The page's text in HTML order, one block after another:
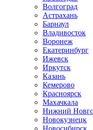
Волгоград
Астрахань
Барнаул
Владивосток
Воронеж
Екатеринбург
Ижевск
Иркутск
Казань
Кемерово
Красноярск
Махачкала
Нижний
Новокузнецк
Новосибирск